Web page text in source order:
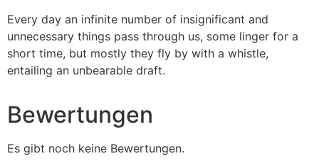
Every day an infinite number of insignificant and
unnecessary things pass through us, some linger for a
short time, but mostly they fly by with a whistle,
entailing an unbearable draft.
Bewertungen
Es gibt noch keine Bewertungen.